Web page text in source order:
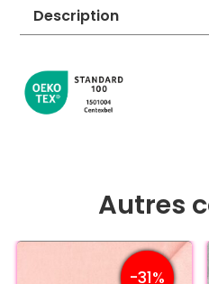
Description
Autres
-31%